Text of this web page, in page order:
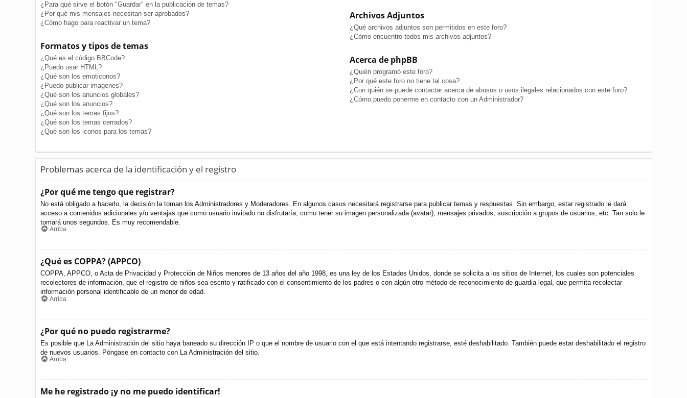
¿Para qué sirve el botón "Guardar" en la publicación de temas?
¿Por qué mis mensajes necesitan ser aprobados?
¿Cómo hago para reactivar un tema?
Formatos y tipos de temas
¿Qué es el código BBCode?
¿Puedo usar HTML?
¿Qué son los emoticonos?
¿Puedo publicar imagenes?
¿Qué son los anuncios globales?
¿Qué son los anuncios?
¿Qué son los temas fijos?
¿Qué son los temas cerrados?
¿Qué son los iconos para los temas?
Archivos Adjuntos
¿Qué archivos adjuntos son permitidos en este foro?
¿Cómo encuentro todos mis archivos adjuntos?
Acerca de phpBB
¿Quién programó este foro?
¿Por qué este foro no tiene tal cosa?
¿Con quién se puede contactar acerca de abusos o usos ilegales relacionados con este foro?
¿Cómo puedo ponerme en contacto con un Administrador?
Problemas acerca de la identificación y el registro
¿Por qué me tengo que registrar?
No está obligado a hacerlo, la decisión la toman los Administradores y Moderadores. En algunos casos necesitará registrarse para publicar temas y respuestas. Sin embargo, estar registrado le dará
acceso a contenidos adicionales y/o ventajas que como usuario invitado no disfrutaría, como tener su imagen personalizada (avatar), mensajes privados, suscripción a grupos de usuarios, etc. Tan solo le
tomará unos segundos. Es muy recomendable.
Arriba
¿Qué es COPPA? (APPCO)
COPPA, APPCO, o Acta de Privacidad y Protección de Niños menores de 13 años del año 1998, es una ley de los Estados Unidos, donde se solicita a los sitios de Internet, los cuales son potenciales
recolectores de información, que el registro de niños sea escrito y ratificado con el consentimiento de los padres o con algún otro método de reconocimiento de guardia legal, que permita recolectar
información personal identificable de un menor de edad.
Arriba
¿Por qué no puedo registrarme?
Es posible que La Administración del sitio haya baneado su dirección IP o que el nombre de usuario con el que está intentando registrarse, esté deshabilitado. También puede estar deshabilitado el registro
de nuevos usuarios. Póngase en contacto con La Administración del sitio.
Arriba
Me he registrado ¡y no me puedo identificar!